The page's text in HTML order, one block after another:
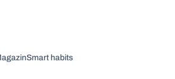
Smart habits